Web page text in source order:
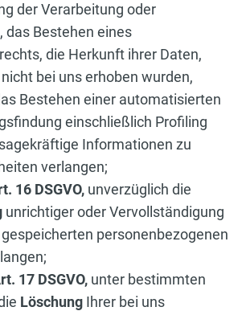
der Verarbeitung oder
das Bestehen eines
die Herkunft ihrer Daten,
bei uns erhoben wurden,
Bestehen einer automatisierten
einschließlich Profiling
Informationen zu
verlangen;
16 DSGVO, unverzüglich die
unrichtiger oder Vervollständigung
personenbezogenen
17 DSGVO, unter bestimmten
Löschung Ihrer bei uns